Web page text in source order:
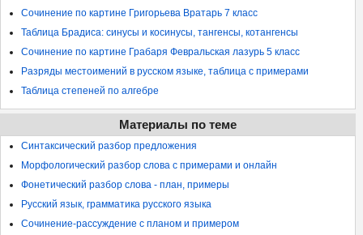
Сочинение по картине Григорьева Вратарь 7 класс
Таблица Брадиса: синусы и косинусы, тангенсы, котангенсы
Сочинение по картине Грабаря Февральская лазурь 5 класс
Разряды местоимений в русском языке, таблица с примерами
Таблица степеней по алгебре
Материалы по теме
Синтаксический разбор предложения
Морфологический разбор слова с примерами и онлайн
Фонетический разбор слова - план, примеры
Русский язык, грамматика русского языка
Сочинение-рассуждение с планом и примером